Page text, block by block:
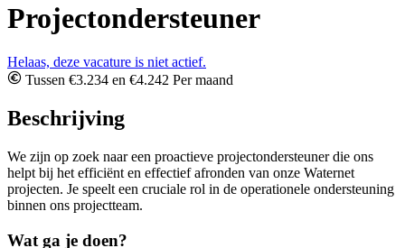
Projectondersteuner
Helaas, deze vacature is niet actief.
Tussen €3.234 en €4.242 Per maand
Beschrijving
We zijn op zoek naar een proactieve projectondersteuner die ons
helpt bij het efficiënt en effectief afronden van onze Waternet
projecten. Je speelt een cruciale rol in de operationele ondersteuning
binnen ons projectteam.
Wat ga je doen?